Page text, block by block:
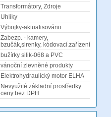
Transformátory, Zdroje
Uhlíky
Výbojky-aktualisováno
Zabezp. - kamery,
bzučák,sirenky, kódovací.zařízení
bužírky silik-068 a PVC
vánoční zlevněné produkty
Elektrohydraulický motor ELHA
Nevyužité základní prostředky
ceny bez DPH